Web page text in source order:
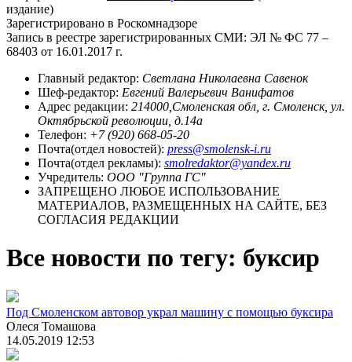
издание)
Зарегистрировано в Роскомнадзоре
Запись в реестре зарегистрированных СМИ: ЭЛ № ФС 77 –
68403 от 16.01.2017 г.
Главный редактор: Светлана Николаевна Савенок
Шеф-редактор: Евгений Валерьевич Ванифатов
Адрес редакции: 214000,Смоленская обл, г. Смоленск, ул.
Октябрьской революции, д.14а
Телефон: +7 (920) 668-05-20
Почта(отдел новостей): press@smolensk-i.ru
Почта(отдел рекламы): smolredaktor@yandex.ru
Учредитель: ООО "Группа ГС"
ЗАПРЕЩЕНО ЛЮБОЕ ИСПОЛЬЗОВАНИЕ
МАТЕРИАЛОВ, РАЗМЕЩЕННЫХ НА САЙТЕ, БЕЗ
СОГЛАСИЯ РЕДАКЦИИ
Все новости по тегу: буксир
Под Смоленском автовор украл машину с помощью буксира
Олеся Томашова
14.05.2019 12:53